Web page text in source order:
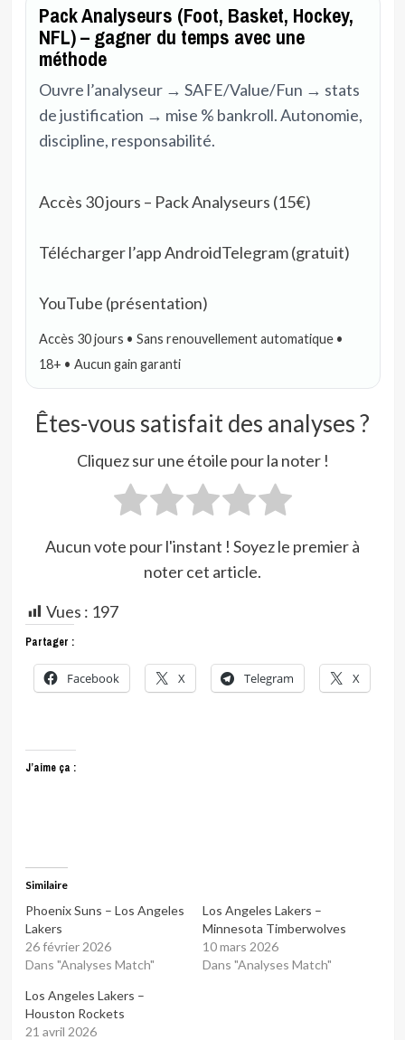
Pack Analyseurs (Foot, Basket, Hockey,
NFL) – gagner du temps avec une
méthode
Ouvre l’analyseur → SAFE/Value/Fun → stats
de justification → mise % bankroll. Autonomie,
discipline, responsabilité.
Accès 30 jours – Pack Analyseurs (15€)
Télécharger l’app AndroidTelegram (gratuit)
YouTube (présentation)
Accès 30 jours • Sans renouvellement automatique •
18+ • Aucun gain garanti
Êtes-vous satisfait des analyses ?
Cliquez sur une étoile pour la noter !
Aucun vote pour l'instant ! Soyez le premier à
noter cet article.
Vues : 197
Partager :
Facebook X Telegram X
J’aime ça :
Similaire
Phoenix Suns – Los Angeles
Lakers
26 février 2026
Dans "Analyses Match"
Los Angeles Lakers –
Minnesota Timberwolves
10 mars 2026
Dans "Analyses Match"
Los Angeles Lakers –
Houston Rockets
21 avril 2026